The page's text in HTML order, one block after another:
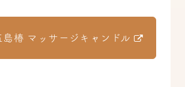
椿 マッサージキャンドル